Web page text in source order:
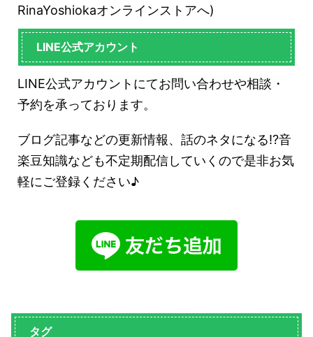
RinaYoshiokaオンラインストアへ)
LINE公式アカウント
LINE公式アカウントにてお問い合わせや相談・
予約を承っております。
ブログ記事などの更新情報、話のネタになる!?音
楽豆知識なども不定期配信していくので是非お気
軽にご登録ください♪
タグ